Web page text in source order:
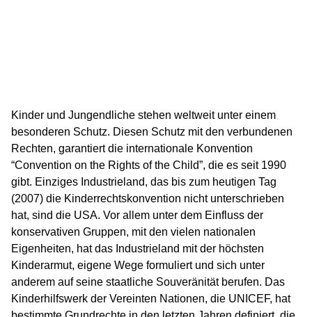
Kinder und Jungendliche stehen weltweit unter einem
besonderen Schutz. Diesen Schutz mit den verbundenen
Rechten, garantiert die internationale Konvention
“Convention on the Rights of the Child”, die es seit 1990
gibt. Einziges Industrieland, das bis zum heutigen Tag
(2007) die Kinderrechtskonvention nicht unterschrieben
hat, sind die USA. Vor allem unter dem Einfluss der
konservativen Gruppen, mit den vielen nationalen
Eigenheiten, hat das Industrieland mit der höchsten
Kinderarmut, eigene Wege formuliert und sich unter
anderem auf seine staatliche Souveränität berufen. Das
Kinderhilfswerk der Vereinten Nationen, die UNICEF, hat